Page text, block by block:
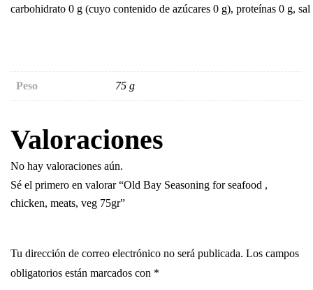
carbohidrato 0 g (cuyo contenido de azúcares 0 g), proteínas 0 g,
Peso 75 g
Valoraciones
No hay valoraciones aún.
Sé el primero en valorar “Old Bay Seasoning for seafood ,
chicken, meats, veg 75gr”
Tu dirección de correo electrónico no será publicada. Los campos
obligatorios están marcados con *